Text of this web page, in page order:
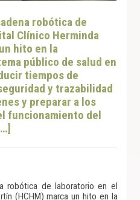
robótica de
Clínico Herminda
hito en la
público de salud en
tiempos de
y trazabilidad
y preparar a los
funcionamiento del
robótica de laboratorio en el
(HCHM) marca un hito en la